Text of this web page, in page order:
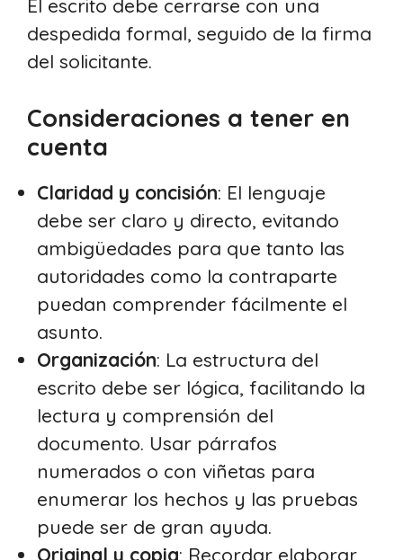
El escrito debe cerrarse con una
despedida formal, seguido de la firma
del solicitante.
Consideraciones a tener en
cuenta
Claridad y concisión: El lenguaje
debe ser claro y directo, evitando
ambigüedades para que tanto las
autoridades como la contraparte
puedan comprender fácilmente el
asunto.
Organización: La estructura del
escrito debe ser lógica, facilitando la
lectura y comprensión del
documento. Usar párrafos
numerados o con viñetas para
enumerar los hechos y las pruebas
puede ser de gran ayuda.
Original y copia: Recordar elaborar